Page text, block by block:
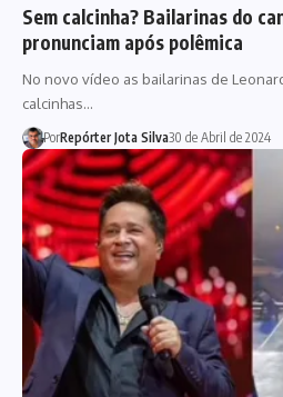
Sem calcinha? Bailarinas do
pronunciam após polêmica
No novo vídeo as bailarinas de
calcinhas…
PorRepórter Jota Silva30 de Abril de 2024